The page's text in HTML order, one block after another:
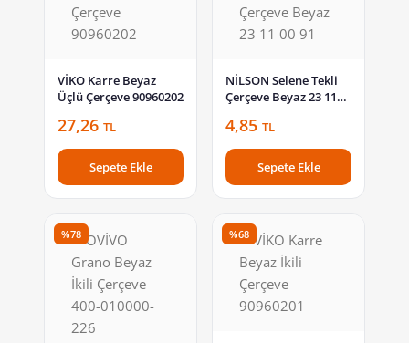
VİKO Karre Beyaz
Üçlü Çerçeve 90960202
27,26 TL
Sepete Ekle
NİLSON Selene Tekli
Çerçeve Beyaz 23 11
4,85 TL
Sepete Ekle
%78 %68